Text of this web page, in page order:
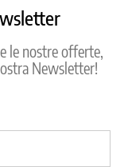
le nostre offerte,
Newsletter!